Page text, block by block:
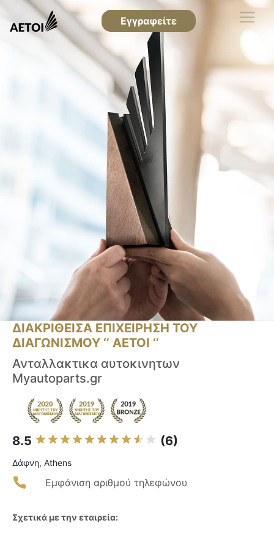
Εγγραφείτε
ΔΙΑΚΡΙΘΕΙΣΑ ΕΠΙΧΕΙΡΗΣΗ ΤΟΥ
ΔΙΑΓΩΝΙΣΜΟΥ ‘’ ΑΕΤΟΙ ‘’
Ανταλλακτικα αυτοκινητων
Myautoparts.gr
8.5 (6)
Δάφνη, Athens
Εμφάνιση αριθμού τηλεφώνου
Σχετικά με την εταιρεία: